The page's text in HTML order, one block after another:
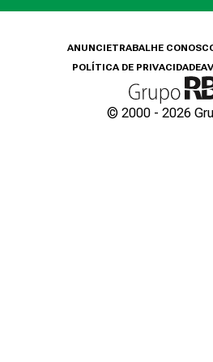
ANUNCIETRABALHE
POLÍTICA DE PRIVACIDADE
© 2000 - 2026